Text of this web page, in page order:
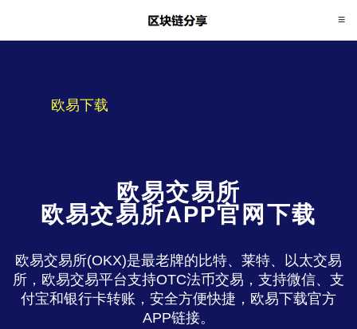
欧易下载
欧易交易所
欧易交易所APP官网下载
欧易交易所(OKX)是最老牌的比特、莱特、以太交易
所，欧易交易平台支持OTC法币交易，支持微信、支
付宝和银行卡转账，安全方便快捷，欧易下载官方
APP链接。